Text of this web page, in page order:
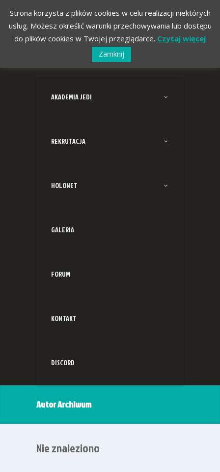
AKADEMIA JEDI
REKRUTACJA
HOLONET
GALERIA
FORUM
KONTAKT
DISCORD
Autor Archiwum
Nie znaleziono
Strona korzysta z plików cookies w celu realizacji niektórych
usług. Możesz określić warunki przechowywania lub dostępu
do plików cookies w Twojej przeglądarce. Czytaj więcej
Zamknij